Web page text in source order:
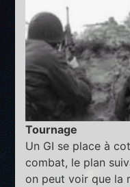
Tournage
Un GI se place à
combat, le plan
on peut voir que la